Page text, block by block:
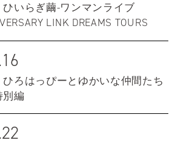
ひいらぎ繭-ワンマンライブ
LINK DREAMS TOURS
ひろはっぴーとゆかいな仲間たち
編